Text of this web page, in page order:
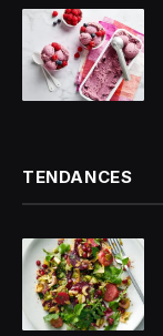
© DR
TENDANCES